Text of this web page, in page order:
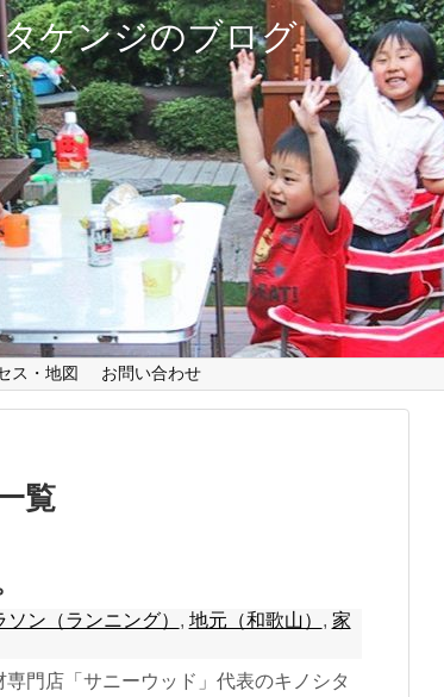
ケンジのブログ
。
ス・地図 お問い合わせ
覧
ソン（ランニング） , 地元（和歌山） , 家
門店「サニーウッド」代表のキノシタ